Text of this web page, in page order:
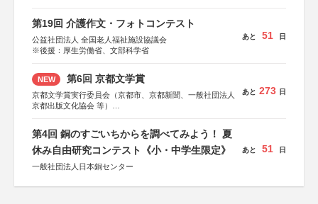
第19回 介護作文・フォトコンテスト
公益社団法人 全国老人福祉施設協議会
※後援：厚生労働省、文部科学省
あと 51 日
NEW 第6回 京都文学賞
京都文学賞実行委員会（京都市、京都新聞、一般社団法人
京都出版文化協会 等）
KADOKAWA、河出書房新社、幻冬舎、講談社、光文社、
集英社、小学館、祥伝社、新潮社、淡交社、ちいさいミシ
マ社、徳間書店、早川書房、PHP研究所、双葉社、文藝春
あと 273 日
第4回 銅のすごいちからを調べてみよう！ 夏
休み自由研究コンテスト《小・中学生限定》
一般社団法人日本銅センター
あと 51 日